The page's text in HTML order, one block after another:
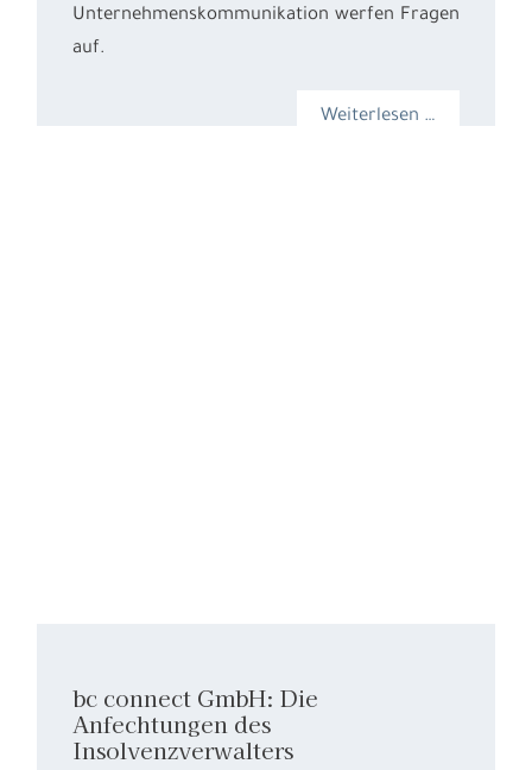
Unternehmenskommunikation werfen Fragen
auf.
Weiterlesen …
bc connect GmbH: Die
Anfechtungen des
Insolvenzverwalters